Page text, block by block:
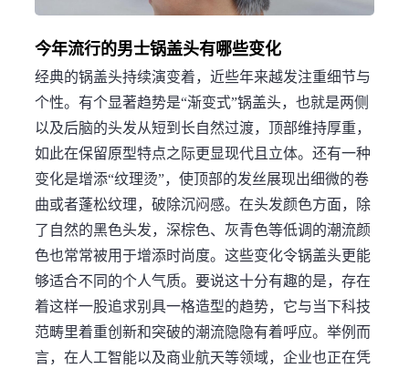
今年流行的男士锅盖头有哪些变化
经典的锅盖头持续演变着，近些年来越发注重细节与
个性。有个显著趋势是“渐变式”锅盖头，也就是两侧
以及后脑的头发从短到长自然过渡，顶部维持厚重，
如此在保留原型特点之际更显现代且立体。还有一种
变化是增添“纹理烫”，使顶部的发丝展现出细微的卷
曲或者蓬松纹理，破除沉闷感。在头发颜色方面，除
了自然的黑色头发，深棕色、灰青色等低调的潮流颜
色也常常被用于增添时尚度。这些变化令锅盖头更能
够适合不同的个人气质。要说这十分有趣的是，存在
着这样一股追求别具一格造型的趋势，它与当下科技
范畴里着重创新和突破的潮流隐隐有着呼应。举例而
言，在人工智能以及商业航天等领域，企业也正在凭